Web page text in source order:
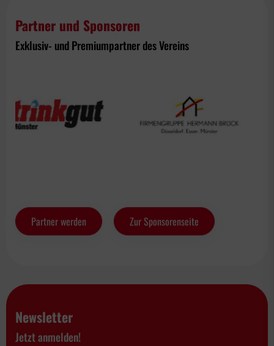
Partner und Sponsoren
Exklusiv- und Premiumpartner des Vereins
Partner werden Zur Sponsorenseite
Newsletter
Jetzt anmelden!